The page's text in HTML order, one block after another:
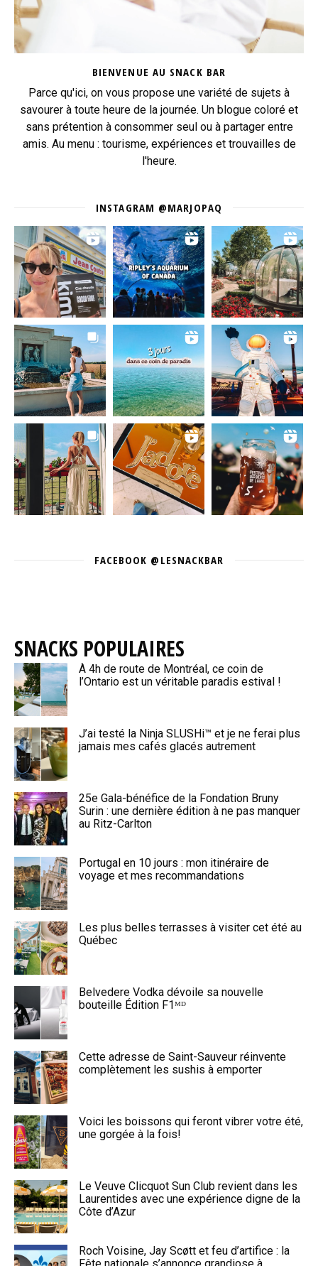
BIENVENUE AU SNACK BAR
Parce qu'ici, on vous propose une variété de sujets à
savourer à toute heure de la journée. Un blogue coloré et
sans prétention à consommer seul ou à partager entre
amis. Au menu : tourisme, expériences et trouvailles de
l'heure.
INSTAGRAM @MARJOPAQ
FACEBOOK @LESNACKBAR
SNACKS POPULAIRES
À 4h de route de Montréal, ce coin de
l’Ontario est un véritable paradis estival !
J’ai testé la Ninja SLUSHi™ et je ne ferai plus
jamais mes cafés glacés autrement
25e Gala-bénéfice de la Fondation Bruny
Surin : une dernière édition à ne pas manquer
au Ritz-Carlton
Portugal en 10 jours : mon itinéraire de
voyage et mes recommandations
Les plus belles terrasses à visiter cet été au
Québec
Belvedere Vodka dévoile sa nouvelle
bouteille Édition F1ᴹᴰ
Cette adresse de Saint-Sauveur réinvente
complètement les sushis à emporter
Voici les boissons qui feront vibrer votre été,
une gorgée à la fois!
Le Veuve Clicquot Sun Club revient dans les
Laurentides avec une expérience digne de la
Côte d’Azur
Roch Voisine, Jay Scøtt et feu d’artifice : la